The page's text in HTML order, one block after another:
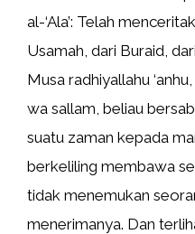
al-‘Ala’: Telah
Usamah, dari Buraid,
Musa radhiyallahu
wa sallam, beliau
suatu zaman kepada
berkeliling membawa
tidak menemukan
menerimanya. Dan